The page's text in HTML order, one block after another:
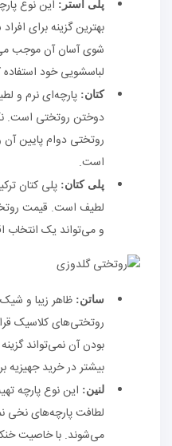
پلی استر: این نوع
بهترین گزینه برای
شوی آسان آن موجب
لباسشویی خود استفاده
کتان: پارچه‌ای نرم و
دوختن روتختی است.
روتختی دوام پایین
است.
پلی کتان: پلی کتان
لطیف است. قیمت
و می‌تواند یک انتخاب
ساتن: ظاهر زیبا و
روتختی‌های کلاسیک
بودن آن نمی‌تواند
بیشتر در خرید جهیزیه
لنین: این نوع پارچه
لطافت پارچه‌های
می‌شوند. با خاصیت